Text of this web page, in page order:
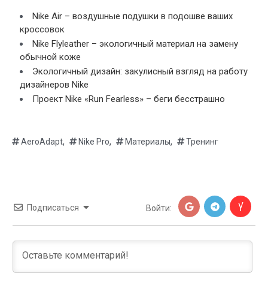
Nike Air – воздушные подушки в подошве ваших
кроссовок
Nike Flyleather – экологичный материал на замену
обычной коже
Экологичный дизайн: закулисный взгляд на работу
дизайнеров Nike
Проект Nike «Run Fearless» – беги бесстрашно
AeroAdapt, Nike Pro, Материалы, Тренинг
Подписаться Войти: